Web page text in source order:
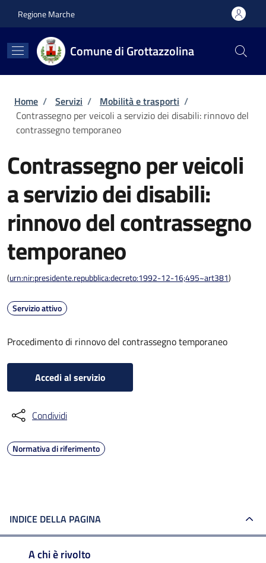
Regione Marche
Comune di Grottazzolina
Briciole di pane
Home / Servizi / Mobilità e trasporti /
Contrassegno per veicoli a servizio dei disabili: rinnovo del
contrassegno temporaneo
Contrassegno per veicoli
a servizio dei disabili:
rinnovo del contrassegno
temporaneo
(urn:nir:presidente.repubblica:decreto:1992-12-16;495~art381)
Servizio attivo
Procedimento di rinnovo del contrassegno temporaneo
Accedi al servizio
Condividi
Normativa di riferimento
INDICE DELLA PAGINA
A chi è rivolto